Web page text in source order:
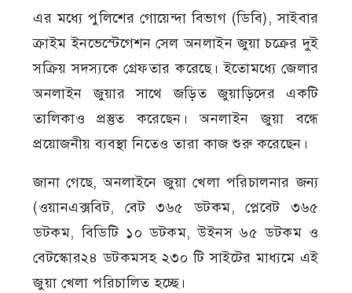
এর মধ্যে পুলিশের গোয়েন্দা বিভাগ (ডিবি), সাইবার
ক্রাইম ইনভেস্টেগেশন সেল অনলাইন জুয়া চক্রের দুই
সক্রিয় সদস্যকে গ্রেফতার করেছে। ইতোমধ্যে জেলার
অনলাইন জুয়ার সাথে জড়িত জুয়াড়িদের একটি
তালিকাও প্রস্তুত করেছেন। অনলাইন জুয়া বন্ধে
প্রয়োজনীয় ব্যবস্থা নিতেও তারা কাজ শুরু করেছেন।
জানা গেছে, অনলাইনে জুয়া খেলা পরিচালনার জন্য
(ওয়ানএক্সবিট, বেট ৩৬৫ ডটকম, প্লেবেট ৩৬৫
ডটকম, বিডিটি ১০ ডটকম, উইনস ৬৫ ডটকম ও
বেটস্কোর২৪ ডটকমসহ ২৩০ টি সাইটের মাধ্যমে এই
জুয়া খেলা পরিচালিত হচ্ছে।